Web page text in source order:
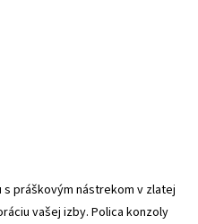
práškovým nástrekom v zlatej
vašej izby. Polica konzoly